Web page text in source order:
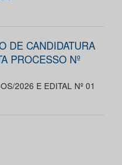
DE CANDIDATURA
PROCESSO Nº
2026 E EDITAL Nº 01